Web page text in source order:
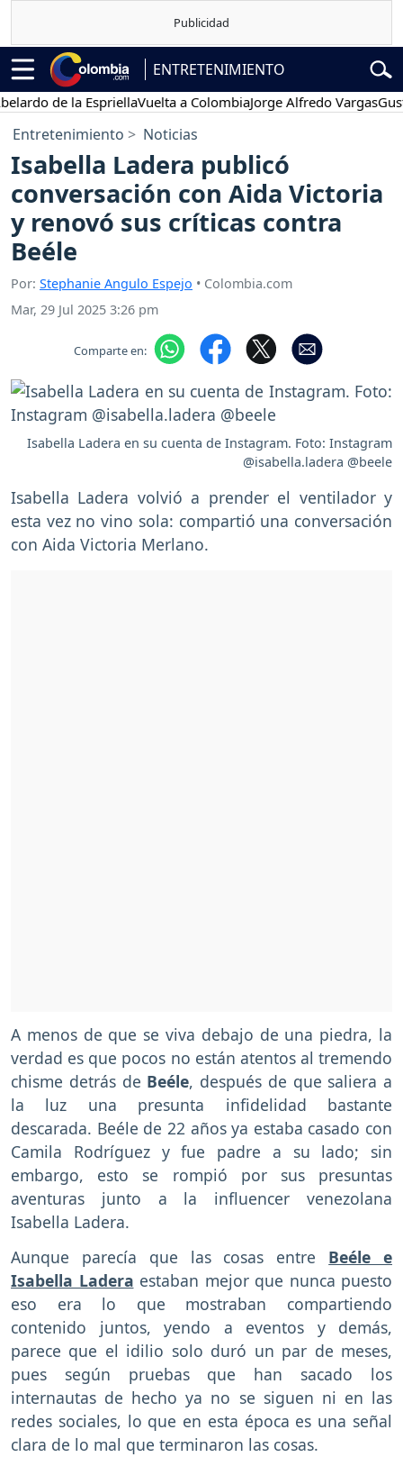
ENTRETENIMIENTO
de la EspriellaVuelta a ColombiaJorge Alfredo VargasGustavo
Entretenimiento Noticias
Isabella Ladera publicó
conversación con Aida Victoria
y renovó sus críticas contra
Beéle
Por: Stephanie Angulo Espejo • Colombia.com
Mar, 29 Jul 2025 3:26 pm
Comparte en:
Isabella Ladera en su cuenta de Instagram. Foto: Instagram
@isabella.ladera @beele
Isabella Ladera volvió a prender el ventilador y
esta vez no vino sola: compartió una conversación
con Aida Victoria Merlano.
A menos de que se viva debajo de una piedra, la
verdad es que pocos no están atentos al tremendo
chisme detrás de Beéle, después de que saliera a
la luz una presunta infidelidad bastante
descarada. Beéle de 22 años ya estaba casado con
Camila Rodríguez y fue padre a su lado; sin
embargo, esto se rompió por sus presuntas
aventuras junto a la influencer venezolana
Isabella Ladera.
Aunque parecía que las cosas entre
Beéle e
Isabella Ladera estaban mejor que nunca puesto
eso era lo que mostraban compartiendo
contenido juntos, yendo a eventos y demás,
parece que el idilio solo duró un par de meses,
pues según pruebas que han sacado los
internautas de hecho ya no se siguen ni en las
redes sociales, lo que en esta época es una señal
clara de lo mal que terminaron las cosas.